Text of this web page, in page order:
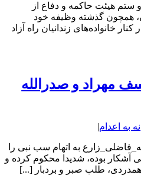
و ستم هیئت حاکمه و دفاع از
همچون گذشته وظیفه خود
خانواده‌های زندانیان راه آزاد
مهراد و صدرالله
نه به اعدام|
به اتهام سب نبی را
آشکار بوده، شدیدا محکوم کرده و
همدردی، طلب صبر و بردبار [...]